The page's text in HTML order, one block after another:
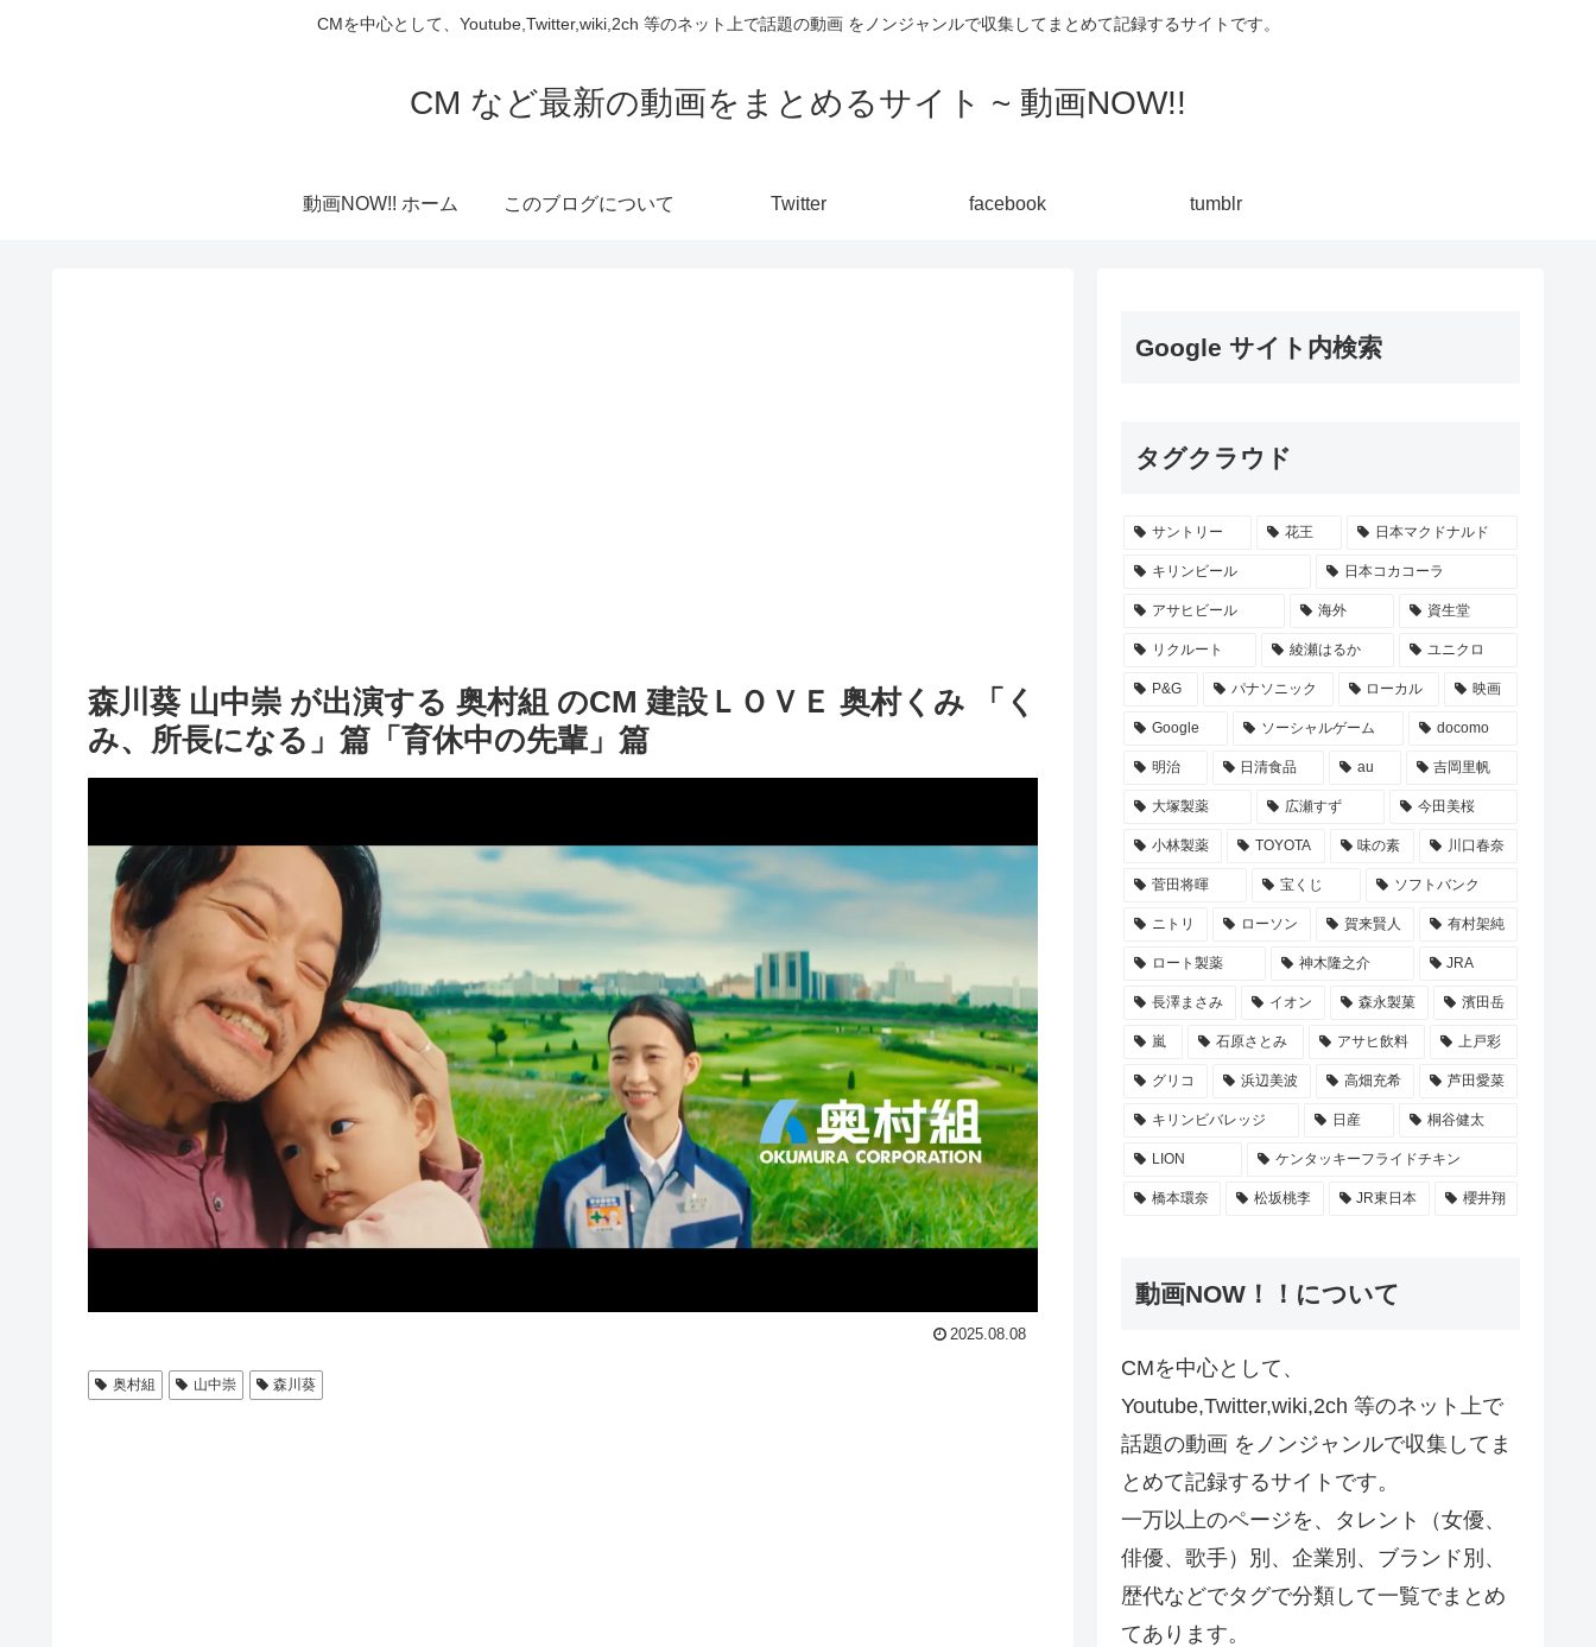
CMを中心として、Youtube,Twitter,wiki,2ch 等のネット上で話題の動画 をノンジャンルで収集してまとめて記録するサイトです。
CM など最新の動画をまとめるサイト ~ 動画NOW!!
動画NOW!! ホーム このブログについて Twitter facebook tumblr
森川葵 山中崇 が出演する 奥村組 のCM 建設ＬＯＶＥ 奥村くみ 「く
み、所長になる」篇「育休中の先輩」篇
2025.08.08
奥村組 山中崇 森川葵
Google サイト内検索
タグクラウド
サントリー 花王 日本マクドナルド
キリンビール 日本コカコーラ
アサヒビール 海外 資生堂
リクルート 綾瀬はるか ユニクロ
P&G パナソニック ローカル 映画
Google ソーシャルゲーム docomo
明治 日清食品 au 吉岡里帆
大塚製薬 広瀬すず 今田美桜
小林製薬 TOYOTA 味の素 川口春奈
菅田将暉 宝くじ ソフトバンク
ニトリ ローソン 賀来賢人 有村架純
ロート製薬 神木隆之介 JRA
長澤まさみ イオン 森永製菓 濱田岳
嵐 石原さとみ アサヒ飲料 上戸彩
グリコ 浜辺美波 高畑充希 芦田愛菜
キリンビバレッジ 日産 桐谷健太
LION ケンタッキーフライドチキン
橋本環奈 松坂桃李 JR東日本 櫻井翔
動画NOW！！について
CMを中心として、
Youtube,Twitter,wiki,2ch 等のネット上で
話題の動画 をノンジャンルで収集してま
とめて記録するサイトです。
一万以上のページを、タレント（女優、
俳優、歌手）別、企業別、ブランド別、
歴代などでタグで分類して一覧でまとめ
てあります。